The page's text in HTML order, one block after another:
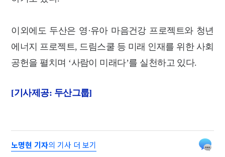
이외에도 두산은 영·유아 마음건강 프로젝트와 청년
에너지 프로젝트, 드림스쿨 등 미래 인재를 위한 사회
공헌을 펼치며 ‘사람이 미래다’를 실천하고 있다.
[기사제공: 두산그룹]
노명현 기자의 기사 더 보기